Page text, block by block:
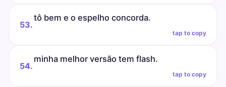
53.
tô bem e o espelho concorda.
tap to copy
54.
minha melhor versão tem flash.
tap to copy